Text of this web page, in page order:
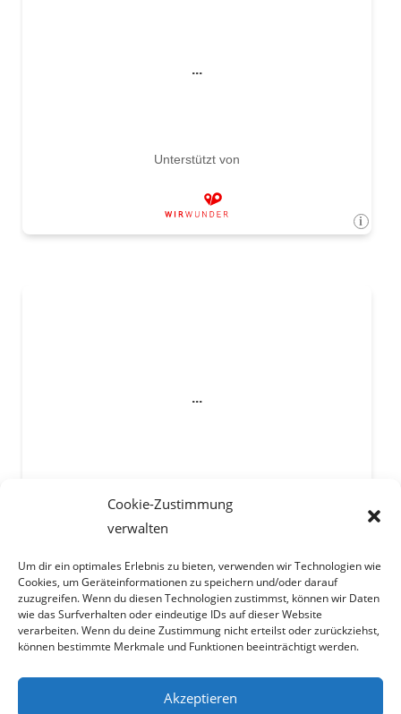
Cookie-Zustimmung
verwalten
Um dir ein optimales Erlebnis zu bieten, verwenden wir Technologien wie
Cookies, um Geräteinformationen zu speichern und/oder darauf
zuzugreifen. Wenn du diesen Technologien zustimmst, können wir Daten
wie das Surfverhalten oder eindeutige IDs auf dieser Website
verarbeiten. Wenn du deine Zustimmung nicht erteilst oder zurückziehst,
können bestimmte Merkmale und Funktionen beeinträchtigt werden.
Akzeptieren
Facebook